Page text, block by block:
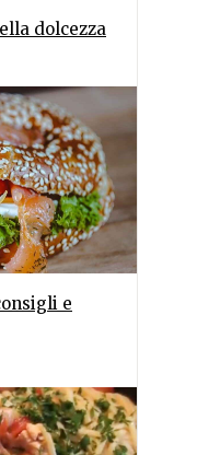
dolcezza
e